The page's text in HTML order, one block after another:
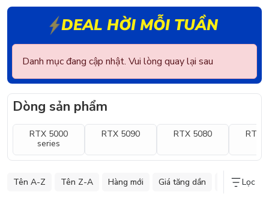
DEAL HỜI MỖI TUẦN
Danh mục đang cập nhật. Vui lòng quay lại sau
Dòng sản phẩm
RTX 5000
series
RTX 5090 RTX 5080 RTX
Tên A-Z Tên Z-A Hàng mới Giá tăng dần Giá giảm dần
Lọc